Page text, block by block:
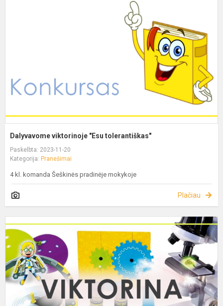
Dalyvavome viktorinoje "Esu tolerantiškas"
Paskelbta: 2023-11-20
Kategorija: Pranešimai
4 kl. komanda Šeškinės pradinėje mokykoje
Plačiau